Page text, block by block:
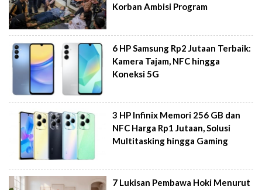
Korban Ambisi Program
6 HP Samsung Rp2 Jutaan Terbaik:
Kamera Tajam, NFC hingga
Koneksi 5G
3 HP Infinix Memori 256 GB dan
NFC Harga Rp1 Jutaan, Solusi
Multitasking hingga Gaming
7 Lukisan Pembawa Hoki Menurut